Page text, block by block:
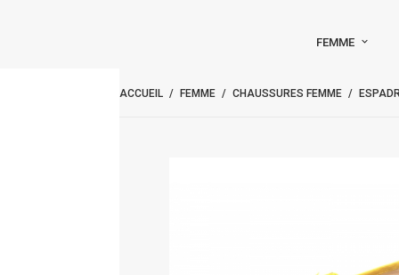
FEMME
ACCUEIL FEMME CHAUSSURES FEMME